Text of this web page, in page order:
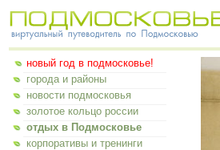
новый год в подмосковье!
города и районы
новости подмосковья
золотое кольцо россии
отдых в Подмосковье
корпоративы и тренинги